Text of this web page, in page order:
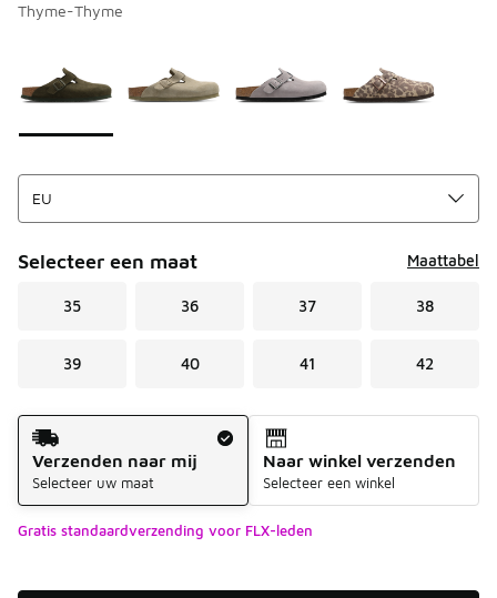
Thyme-Thyme
Selecteer een maat Maattabel
35 36 37 38
39 40 41 42
Verzendmethode
Verzenden naar mij
Selecteer uw maat
Naar winkel verzenden
Selecteer een winkel
Gratis standaardverzending voor FLX-leden